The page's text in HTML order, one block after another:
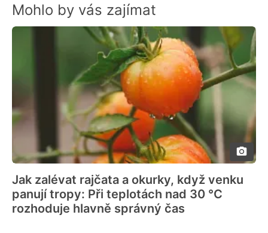
Mohlo by vás zajímat
Jak zalévat rajčata a okurky, když venku
panují tropy: Při teplotách nad 30 °C
rozhoduje hlavně správný čas